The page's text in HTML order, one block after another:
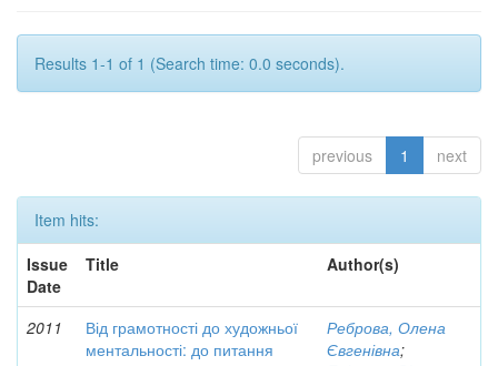
Results 1-1 of 1 (Search time: 0.0 seconds).
previous 1 next
Item hits:
Issue
Date
Title Author(s)
2011
Від грамотності до художньої
ментальності: до питання
Реброва, Олена
Євгенівна;